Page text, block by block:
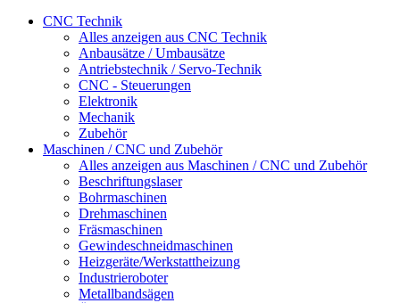
CNC Technik
Alles anzeigen aus CNC Technik
Anbausätze / Umbausätze
Antriebstechnik / Servo-Technik
CNC - Steuerungen
Elektronik
Mechanik
Zubehör
Maschinen / CNC und Zubehör
Alles anzeigen aus Maschinen / CNC und Zubehör
Beschriftungslaser
Bohrmaschinen
Drehmaschinen
Fräsmaschinen
Gewindeschneidmaschinen
Heizgeräte/Werkstattheizung
Industrieroboter
Metallbandsägen